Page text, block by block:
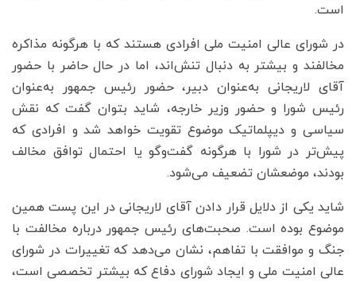
است.
در شورای عالی امنیت ملی افرادی هستند که با هرگونه مذاکره
مخالفند و بیشتر به دنبال تنش‌اند، اما در حال حاضر با حضور
آقای لاریجانی به‌عنوان دبیر، حضور رئیس جمهور به‌عنوان
رئیس شورا و حضور وزیر خارجه، شاید بتوان گفت که نقش
سیاسی و دیپلماتیک موضوع تقویت خواهد شد و افرادی که
پیش‌تر در شورا با هرگونه گفت‌وگو یا احتمال توافق مخالف
بودند، موضعشان تضعیف می‌شود.
شاید یکی از دلایل قرار دادن آقای لاریجانی در این پست همین
موضوع بوده است. صحبت‌های رئیس جمهور درباره مخالفت با
جنگ و موافقت با تفاهم، نشان می‌دهد که تغییرات در شورای
عالی امنیت ملی و ایجاد شورای دفاع که بیشتر تخصصی است،